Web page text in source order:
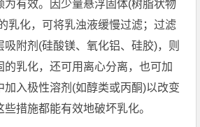
为有效。因少量悬浮固体(树脂状物
乳化，可将乳浊液缓慢过滤；过滤
吸附剂(硅酸镁、氧化铝、硅胶)，则
的乳化，还可用离心分离，也可加
加入极性溶剂(如醇类或丙酮)以改变
措施都能有效地破坏乳化。